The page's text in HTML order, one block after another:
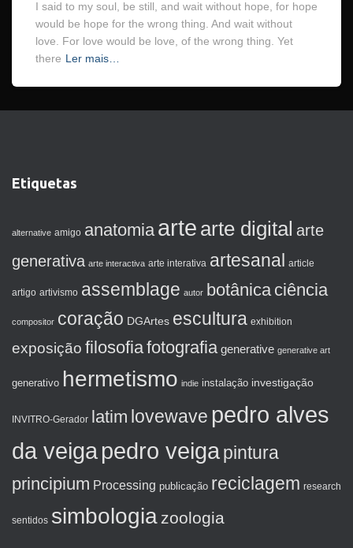
I said to my soul, be still, and wait without hope, for hope
would be hope for the wrong thing. And wait without
love. For love would be love, of the wrong thing. Yet
there Ler mais…
Etiquetas
alternative amigo anatomia arte arte digital arte
generativa arte interactiva arte interativa artesanal article
artigo artivismo assemblage autor botânica ciência
compositor coração DGArtes escultura exhibition
exposição filosofiafotografia generative generative art
generativo hermetismo indie instalação investigação
INVITRO-Gerador latim lovewave pedro alves
da veigapedro veigapintura
principium Processing publicação reciclagem research
sentidos simbologiazoologia